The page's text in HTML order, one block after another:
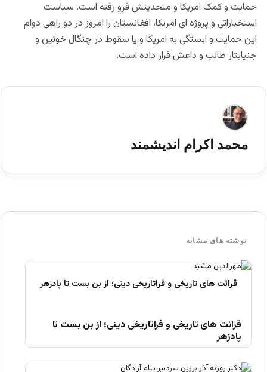
حمایت و کمک امریکا و متحدینش فرو رفته است. سیاست
استخباراتی و پروژه ای امریکا، افغانستان را امروز در دو راهی دوام
این حمایت و ابستگی به امریکا و یا سقوط در چنگال خونین و
جنیابتار طالب و داعش قرار داده است.
محمد اکرام اندیشمند
نوشته های مشابه
قرائت های تاریخی و فراتاریخی دینی؛ از بن بست تا
پادزهر